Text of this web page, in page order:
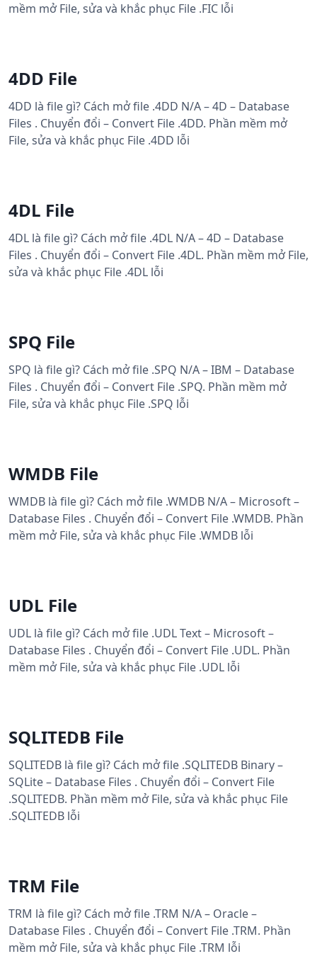
mềm mở File, sửa và khắc phục File .FIC lỗi
4DD File
4DD là file gì? Cách mở file .4DD N/A – 4D – Database
Files . Chuyển đổi – Convert File .4DD. Phần mềm mở
File, sửa và khắc phục File .4DD lỗi
4DL File
4DL là file gì? Cách mở file .4DL N/A – 4D – Database
Files . Chuyển đổi – Convert File .4DL. Phần mềm mở File,
sửa và khắc phục File .4DL lỗi
SPQ File
SPQ là file gì? Cách mở file .SPQ N/A – IBM – Database
Files . Chuyển đổi – Convert File .SPQ. Phần mềm mở
File, sửa và khắc phục File .SPQ lỗi
WMDB File
WMDB là file gì? Cách mở file .WMDB N/A – Microsoft –
Database Files . Chuyển đổi – Convert File .WMDB. Phần
mềm mở File, sửa và khắc phục File .WMDB lỗi
UDL File
UDL là file gì? Cách mở file .UDL Text – Microsoft –
Database Files . Chuyển đổi – Convert File .UDL. Phần
mềm mở File, sửa và khắc phục File .UDL lỗi
SQLITEDB File
SQLITEDB là file gì? Cách mở file .SQLITEDB Binary –
SQLite – Database Files . Chuyển đổi – Convert File
.SQLITEDB. Phần mềm mở File, sửa và khắc phục File
.SQLITEDB lỗi
TRM File
TRM là file gì? Cách mở file .TRM N/A – Oracle –
Database Files . Chuyển đổi – Convert File .TRM. Phần
mềm mở File, sửa và khắc phục File .TRM lỗi